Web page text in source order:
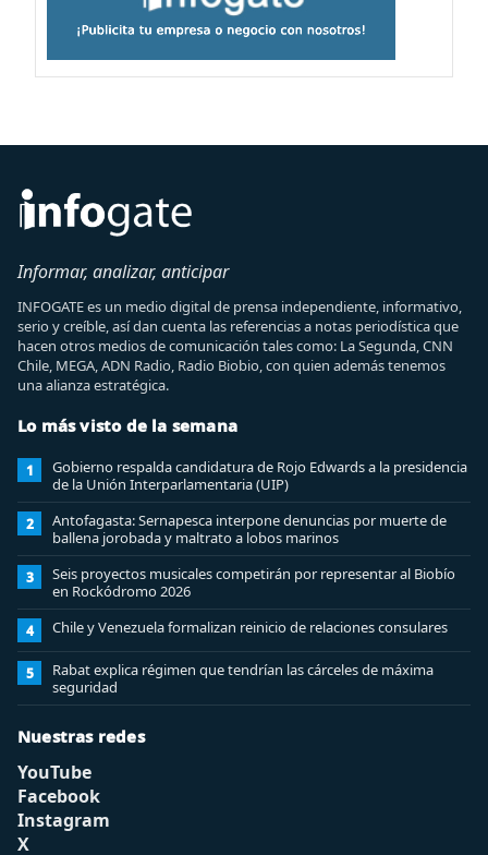
Informar, analizar, anticipar
INFOGATE es un medio digital de prensa independiente, informativo,
serio y creíble, así dan cuenta las referencias a notas periodística que
hacen otros medios de comunicación tales como: La Segunda, CNN
Chile, MEGA, ADN Radio, Radio Biobio, con quien además tenemos
una alianza estratégica.
Lo más visto de la semana
1
Gobierno respalda candidatura de Rojo Edwards a la presidencia
de la Unión Interparlamentaria (UIP)
2
Antofagasta: Sernapesca interpone denuncias por muerte de
ballena jorobada y maltrato a lobos marinos
3
Seis proyectos musicales competirán por representar al Biobío
en Rockódromo 2026
4 Chile y Venezuela formalizan reinicio de relaciones consulares
5
Rabat explica régimen que tendrían las cárceles de máxima
seguridad
Nuestras redes
YouTube
Facebook
Instagram
X